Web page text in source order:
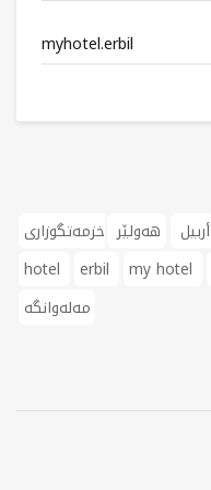
myhotel.erbil
أربيل هەولێر
hotel
erbil my hotel
مەلەوانگە